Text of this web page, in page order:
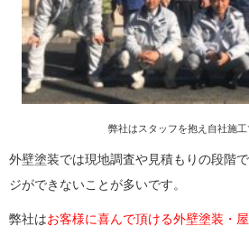
弊社はスタッフを抱え自社施
外壁塗装では現地調査や見積もりの段階
ジができないことが多いです。
弊社はお客様に喜んで頂ける外壁塗装・